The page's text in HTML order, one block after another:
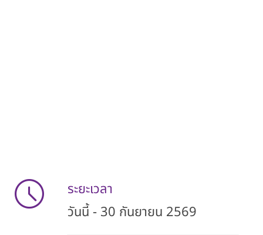
ระยะเวลา
วันนี้ - 30 กันยายน 2569